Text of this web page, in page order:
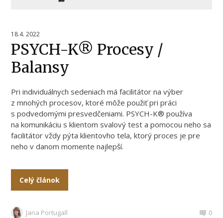
18.4. 2022
PSYCH-K® Procesy /
Balansy
Pri individuálnych sedeniach má facilitátor na výber
z mnohých procesov, ktoré môže použiť pri práci
s podvedomými presvedčeniami. PSYCH-K® používa
na komunikáciu s klientom svalový test a pomocou neho sa
facilitátor vždy pýta klientovho tela, ktorý proces je pre
neho v danom momente najlepší.
Celý článok
Jana Portugall 0